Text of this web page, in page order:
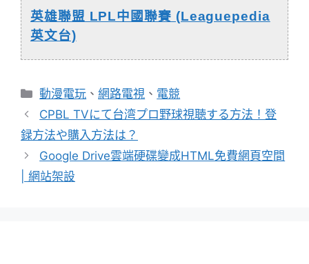
英雄聯盟 LPL中國聯賽 (Leaguepedia
英文台)
分
類
動漫電玩 、網路電視 、 電競
CPBL TVにて台湾プロ野球視聴する方法！登
録方法や購入方法は？
Google Drive雲端硬碟變成HTML免費網頁空間
| 網站架設